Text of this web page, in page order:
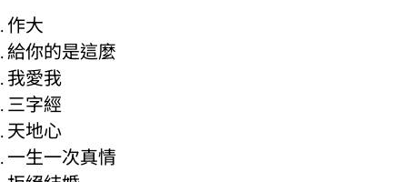
作大
給你的是這麼
我愛我
三字經
天地心
一生一次真情